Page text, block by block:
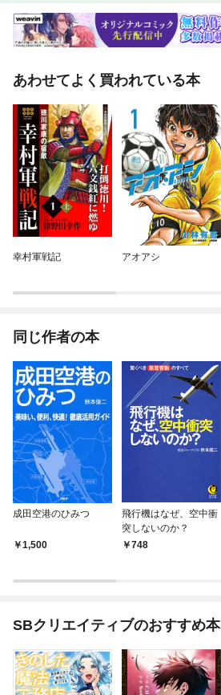
あわせてよく買われている本
幸村軍戦記 アオアシ
同じ作者の本
成田空港のひみつ
1,500
飛行機はなぜ、空中衝
突しないのか？
748
SBクリエイティブのおすすめ本